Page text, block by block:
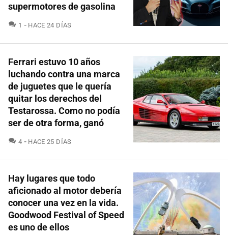
supermotores de gasolina
1 COMENTARIOS
HACE 24 DÍAS
Ferrari estuvo 10 años
luchando contra una marca
de juguetes que le quería
quitar los derechos del
Testarossa. Como no podía
ser de otra forma, ganó
4 COMENTARIOS
HACE 25 DÍAS
Hay lugares que todo
aficionado al motor debería
conocer una vez en la vida.
Goodwood Festival of Speed
es uno de ellos